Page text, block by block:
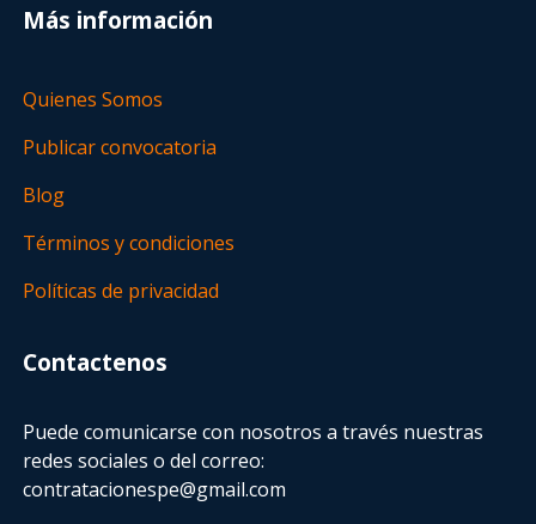
Más información
Quienes Somos
Publicar convocatoria
Blog
Términos y condiciones
Políticas de privacidad
Contactenos
Puede comunicarse con nosotros a través nuestras
redes sociales o del correo:
contratacionespe@gmail.com